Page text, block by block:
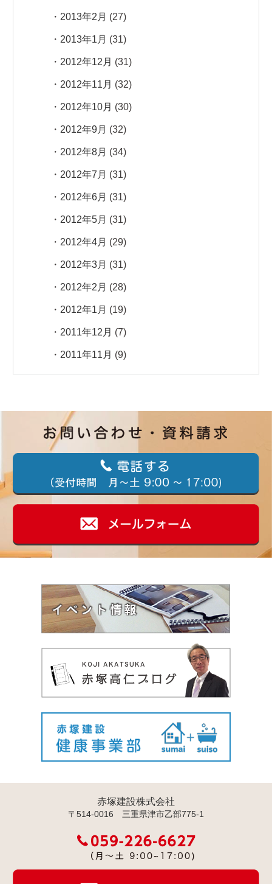
2013年2月 (27)
2013年1月 (31)
2012年12月 (31)
2012年11月 (32)
2012年10月 (30)
2012年9月 (32)
2012年8月 (34)
2012年7月 (31)
2012年6月 (31)
2012年5月 (31)
2012年4月 (29)
2012年3月 (31)
2012年2月 (28)
2012年1月 (19)
2011年12月 (7)
2011年11月 (9)
赤塚建設株式会社
〒514-0016 三重県津市乙部775-1